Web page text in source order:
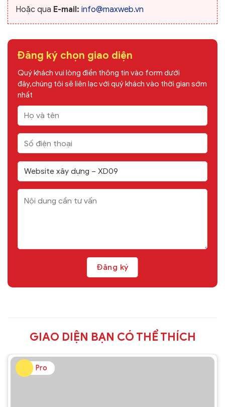
Hoặc qua E-mail: info@maxweb.vn
Đăng ký chọn giao diện
Quý khách vui lòng điền thông tin vào form dưới
đây,chúng tôi sẽ liên lạc với quý khách vào thời gian sớm
nhất
GIAO DIỆN BẠN CÓ THỂ THÍCH
Pro